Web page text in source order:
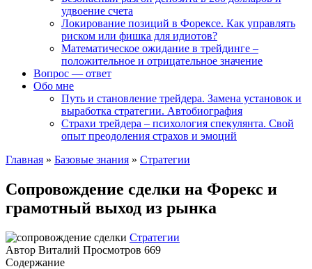
удвоение счета
Локирование позиций в Форексе. Как управлять
риском или фишка для идиотов?
Математическое ожидание в трейдинге –
положительное и отрицательное значение
Вопрос — ответ
Обо мне
Путь и становление трейдера. Замена установок и
выработка стратегии. Автобиография
Страхи трейдера – психология спекулянта. Свой
опыт преодоления страхов и эмоций
Главная » Базовые знания » Стратегии
Сопровождение сделки на Форекс и
грамотный выход из рынка
Стратегии
Автор Виталий Просмотров 669
Содержание